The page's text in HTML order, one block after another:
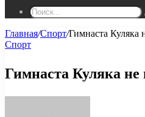
Главная/Спорт/Гимнаста Куляка
Спорт
Гимнаста Куляка